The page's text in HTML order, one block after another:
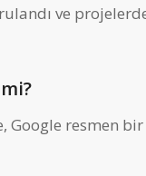
ve
Google resmen